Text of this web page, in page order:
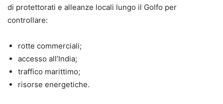
di protettorati e alleanze locali lungo il Golfo per
controllare:
rotte commerciali;
accesso all’India;
traffico marittimo;
risorse energetiche.